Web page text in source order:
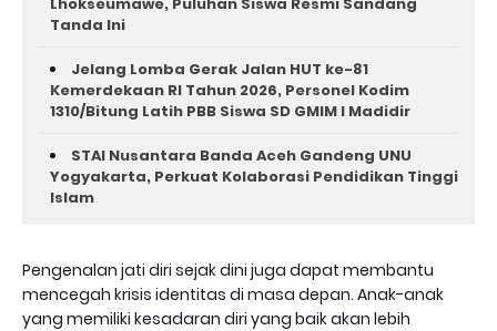
Tanda Ini
Jelang Lomba Gerak Jalan HUT ke-81
Kemerdekaan RI Tahun 2026, Personel Kodim
1310/Bitung Latih PBB Siswa SD GMIM I Madidir
STAI Nusantara Banda Aceh Gandeng UNU
Yogyakarta, Perkuat Kolaborasi Pendidikan Tinggi
Islam
Pengenalan jati diri sejak dini juga dapat membantu
mencegah krisis identitas di masa depan. Anak-anak
yang memiliki kesadaran diri yang baik akan lebih